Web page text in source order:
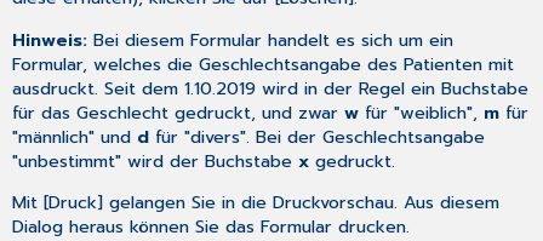
Hinweis:Bei diesem Formular handelt es sich um ein
Formular, welches die Geschlechtsangabe des Patienten mit
ausdruckt. Seit dem 1.10.2019 wird in der Regel ein Buchstabe
für das Geschlecht gedruckt, und zwarw für "weiblich", m für
"männlich" und d für "divers". Bei der Geschlechtsangabe
"unbestimmt" wird der Buchstabex gedruckt.
Mit [Druck] gelangen Sie in die Druckvorschau. Aus diesem
Dialog heraus können Sie das Formular drucken.